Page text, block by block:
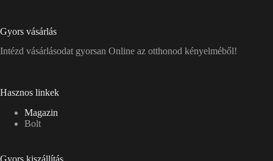
Gyors vásárlás
Intézd vásárlásodat gyorsan Online az otthonod kényelméből!
Hasznos linkek
Magazin
Bolt